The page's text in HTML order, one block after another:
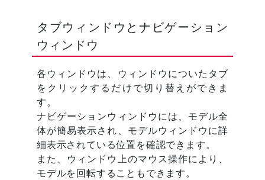
タブウィンドウとナビゲーション
ウィンドウ
各ウィンドウは、ウィンドウについたタブ
をクリックするだけで切り替えができま
す。
ナビゲーションウィンドウには、モデル全
体が簡易表示され、モデルウィンドウに詳
細表示されている位置を確認できます。
また、ウィンドウ上のマウス操作により、
モデルを回転することもできます。